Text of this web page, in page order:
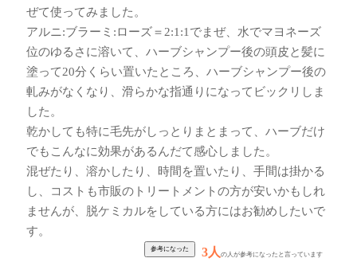
ぜて使ってみました。
アルニ:ブラーミ:ローズ＝2:1:1でまぜ、水でマヨネーズ
位のゆるさに溶いて、ハーブシャンプー後の頭皮と髪に
塗って20分くらい置いたところ、ハーブシャンプー後の
軋みがなくなり、滑らかな指通りになってビックリしま
した。
乾かしても特に毛先がしっとりまとまって、ハーブだけ
でもこんなに効果があるんだて感心しました。
混ぜたり、溶かしたり、時間を置いたり、手間は掛かる
し、コストも市販のトリートメントの方が安いかもしれ
ませんが、脱ケミカルをしている方にはお勧めしたいで
す。
3人の人が参考になったと言っています